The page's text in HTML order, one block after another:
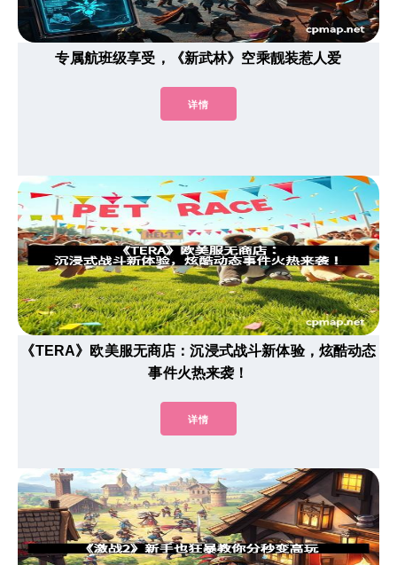
专属航班级享受，《新武林》空乘靓装惹人爱
详情
《TERA》欧美服无商店：沉浸式战斗新体验，炫酷动态
事件火热来袭！
详情